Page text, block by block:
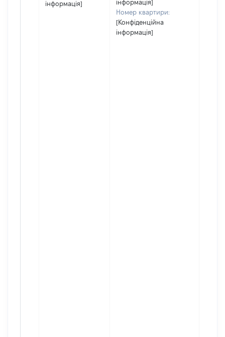
інформація]
інформація]
Номер квартири:
[Конфіденційна
інформація]